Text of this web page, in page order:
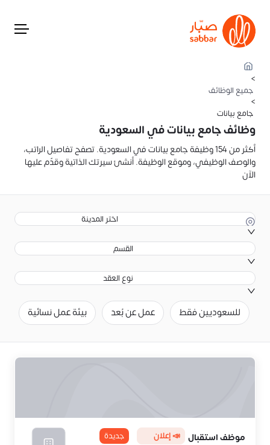
>
جميع الوظائف
>
جامع بيانات
وظائف جامع بيانات في السعودية
أكثر من 154 وظيفة جامع بيانات في السعودية. تصفح تفاصيل الراتب،
والوصف الوظيفي، وموقع الوظيفة. أنشئ سيرتك الذاتية وقدّم عليها
الآن
اختر المدينة
القسم
نوع العقد
للسعوديين فقط عمل عن بُعد بيئة عمل نسائية
موظف استقبال 📣 إعلان جديدة